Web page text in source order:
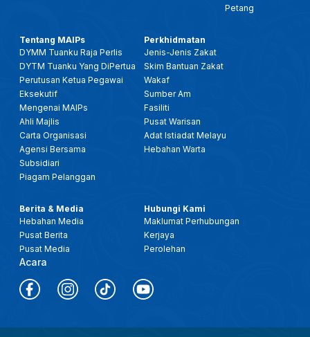
Petang
Tentang MAIPs
DYMM Tuanku Raja Perlis
DYTM Tuanku Yang DiPertua
Perutusan Ketua Pegawai
Eksekutif
Mengenai MAIPs
Ahli Majlis
Carta Organisasi
Agensi Bersama
Subsidiari
Piagam Pelanggan
Perkhidmatan
Jenis-Jenis Zakat
Skim Bantuan Zakat
Wakaf
Sumber Am
Fasiliti
Pusat Warisan
Adat Istiadat Melayu
Hebahan Warta
Berita & Media
Hebahan Media
Pusat Berita
Pusat Media
Acara
Hubungi Kami
Maklumat Perhubungan
Kerjaya
Perolehan